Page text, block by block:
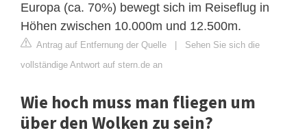
Europa (ca. 70%) bewegt sich im Reiseflug in
Höhen zwischen 10.000m und 12.500m.
Antrag auf Entfernung der Quelle
Sehen Sie sich die
vollständige Antwort auf stern.de an
Wie hoch muss man fliegen um
über den Wolken zu sein?